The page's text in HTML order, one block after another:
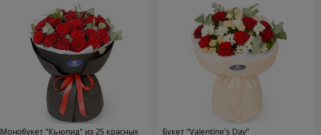
Монобукет "Кьюпид" из 25 красных Букет "Valentine's Day"